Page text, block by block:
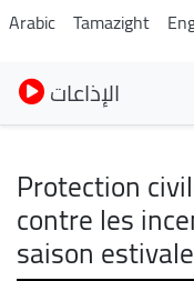
Arabic Tamazight
الإذاعات
Protection
contre les
saison estivale